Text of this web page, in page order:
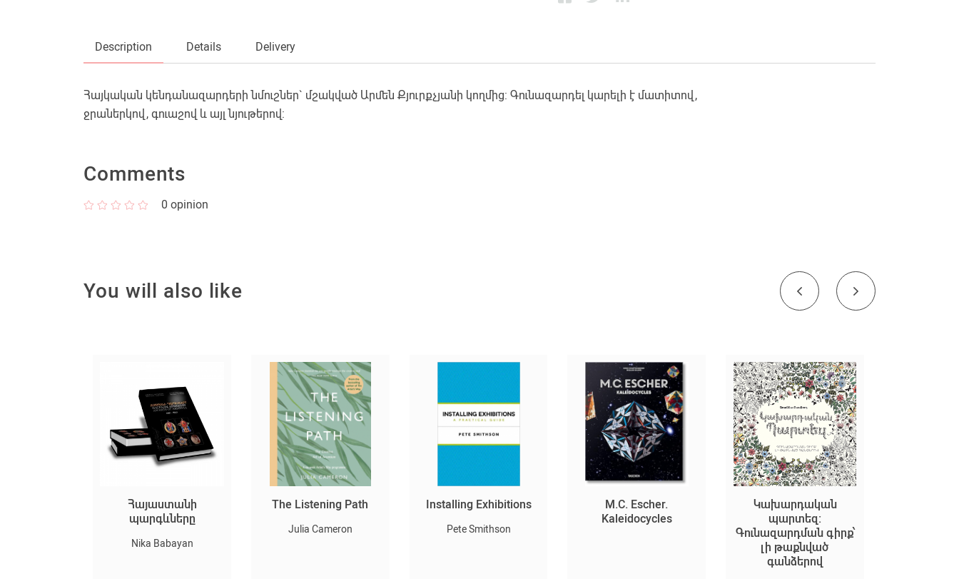
Description Details Delivery
Հայկական կենդանազարդերի նմուշներ` մշակված Արմեն Քյուրքչյանի կողմից: Գունազարդել կարելի է մատիտով,
ջրաներկով, գուաշով և այլ նյութերով:
Comments
0 opinion
You will also like
Հայաստանի
պարգևները
Nika Babayan
The Listening Path
Julia Cameron
Installing Exhibitions
Pete Smithson
M.C. Escher.
Kaleidocycles
Կախարդական
պարտեզ:
Գունազարդման գիրք՝
լի թաքնված
գանձերով